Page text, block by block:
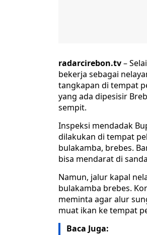
radarcirebon.tv–
bekerja sebagai
tangkapan di tempat
yang ada dipesisir
sempit.
Inspeksi mendadak
dilakukan di tempat
bulakamba, brebes.
bisa mendarat di
Namun, jalur kapal
bulakamba brebes.
meminta agar alur
muat ikan ke tempat
Baca Juga: